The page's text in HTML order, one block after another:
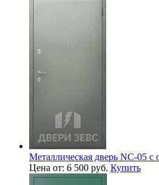
Металлическая дверь NC-05
Цена от: 6 500 руб. Купить